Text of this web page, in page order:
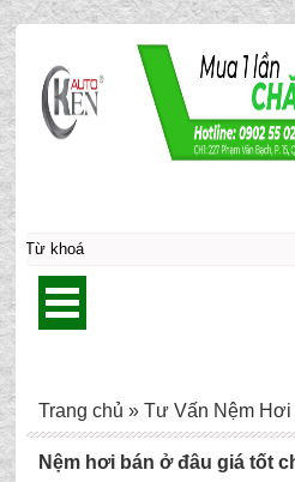
Nệm hơi bán ở đâu giá tốt
Trang chủ » Tư Vấn Nệm Hơi